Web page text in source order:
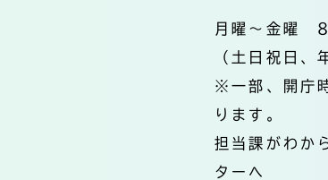
月曜～金曜
（土日祝日、
※一部、開庁
ります。
担当課がわか
ターへ